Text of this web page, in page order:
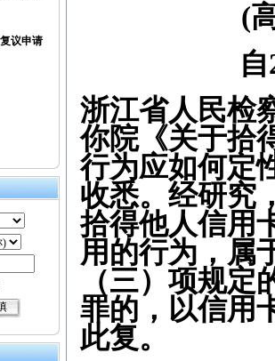
议申请
(
浙江省人民检
你院《关于拾
行为应如何定
收悉。经研究
拾得他人信用
用的行为，属
（三）项规
罪的，以信用
此复。